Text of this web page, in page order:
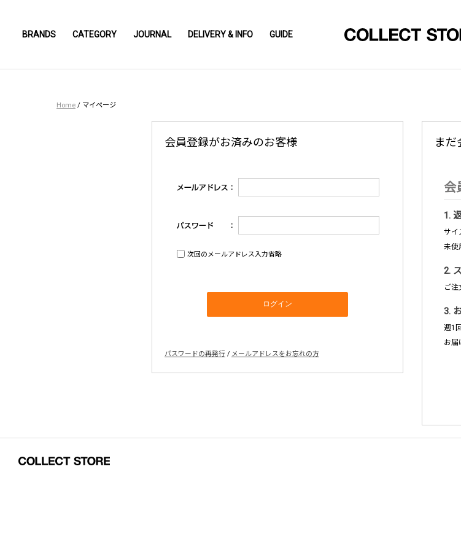
BRANDS CATEGORY JOURNAL DELIVERY & INFO GUIDE
Home / マイページ
会員登録がお済みのお客様
次回のメールアドレス入力省略
パスワードの再発行 / メールアドレスをお忘れの方
まだ
会
1.
サイ
未使
2.
ご注
3.
週1
お届